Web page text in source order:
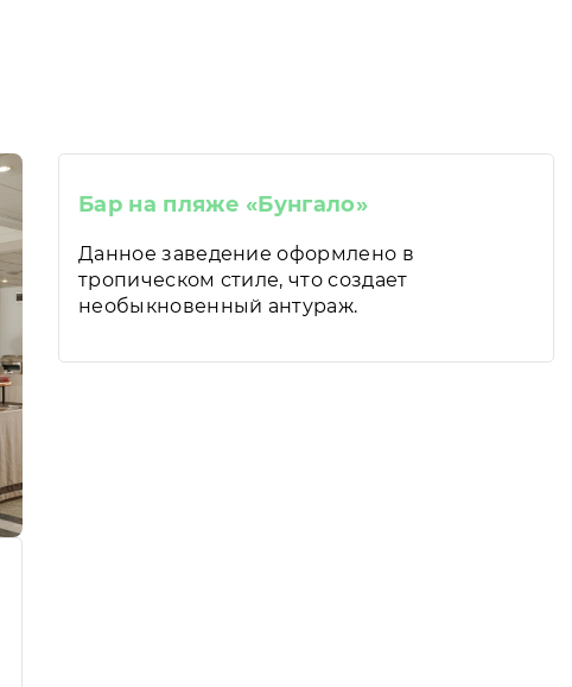
Бар на пляже «Бунгало»
Данное заведение оформлено в
тропическом стиле, что создает
необыкновенный антураж.